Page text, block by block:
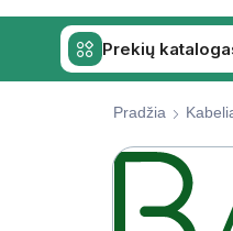
Prekių
Pradžia